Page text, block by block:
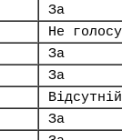
За
Не
За
За
Відсутній
За